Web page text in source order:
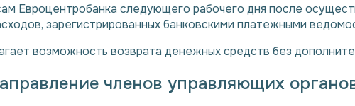
Евроцентробанка следующего рабочего дня после
зарегистрированных банковскими платежными
возможность возврата денежных средств без
членов управляющих